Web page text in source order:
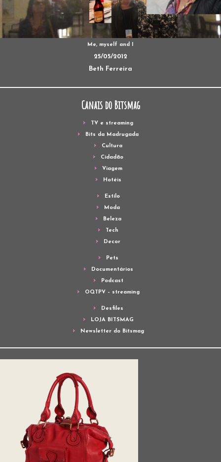
Me, myself and I
25/05/2012
Beth Ferreira
Canais do Bitsmag
TV e streaming
Bits da Madrugada
Cultura
Cidadão
Viagem
Hotéis
Estilo
Moda
Beleza
Tech
Decor
Pets
Documentários
Podcast
OQTPV – streaming
Desfiles
LOJA BITSMAG
Newsletter do Bitsmag